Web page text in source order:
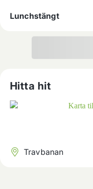
Lunchstängt
Hitta hit
Travbanan